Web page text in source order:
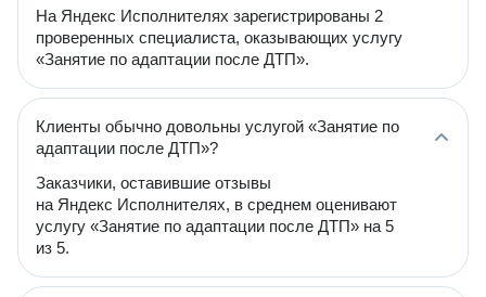
На Яндекс Исполнителях зарегистрированы 2
проверенных специалиста, оказывающих услугу
«Занятие по адаптации после ДТП».
Клиенты обычно довольны услугой «Занятие по
адаптации после ДТП»?
Заказчики, оставившие отзывы
на Яндекс Исполнителях, в среднем оценивают
услугу «Занятие по адаптации после ДТП» на 5
из 5.